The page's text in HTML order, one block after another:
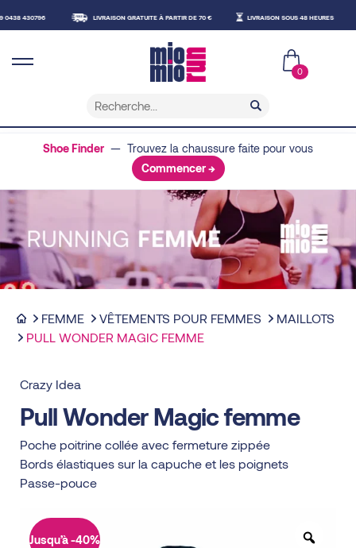
430796 LIVRAISON GRATUITE À PARTIR DE 70 € LIVRAISON SOUS 48 HEURES
0
Shoe Finder — Trouvez la chaussure faite pour vous
Commencer →
FEMME VÊTEMENTS POUR FEMMES
MAILLOTS
PULL WONDER MAGIC FEMME
Crazy Idea
Pull Wonder Magic femme
Poche poitrine collée avec fermeture zippée
Bords élastiques sur la capuche et les poignets
Passe-pouce
Jusqu’à -40%